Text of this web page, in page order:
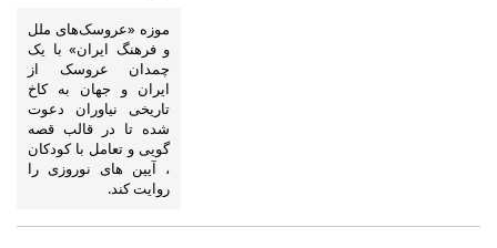
موزه «عروسک‌های ملل
و فرهنگ ایران» با یک
چمدان عروسک از
ایران و جهان به کاخ
تاریخی نیاوران دعوت
شده تا در قالب قصه
گویی و تعامل با کودکان
، آیین های نوروزی را
روایت کند.